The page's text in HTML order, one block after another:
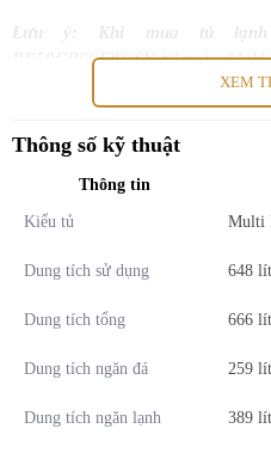
Lưu ý: Khi mua tủ lạnh
RF59CB66F8S/SV từ ngày 01/
máy nén 20 năm. Các sản
được bảo hành động cơ máy nén
XEM
Thông số kỹ thuật
Thông tin
Kiểu tủ Multi
Dung tích sử dụng 648
Dung tích tổng 666 lít
Dung tích ngăn đá 259 lít
Dung tích ngăn lạnh 389 lít